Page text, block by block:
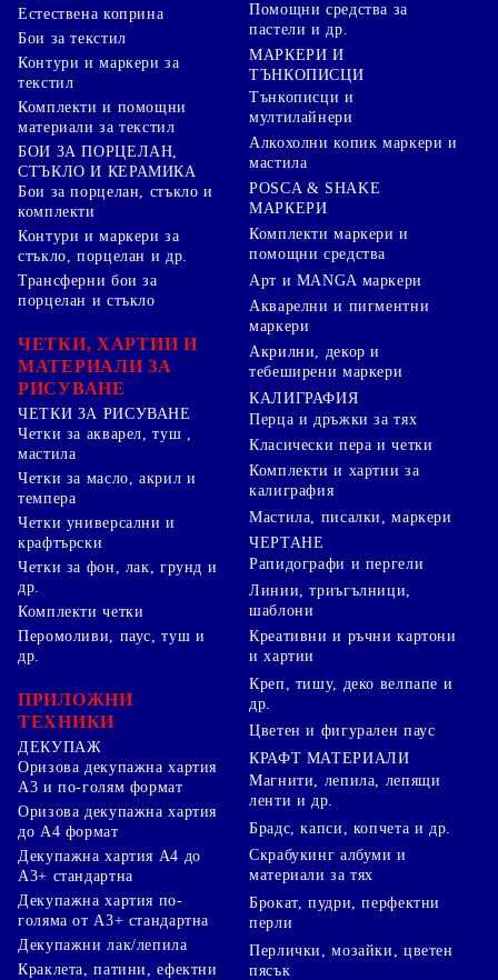
Естествена коприна
Бои за текстил
Контури и маркери за
текстил
Комплекти и помощни
материали за текстил
БОИ ЗА ПОРЦЕЛАН,
СТЪКЛО И КЕРАМИКА
Бои за порцелан, стъкло и
комплекти
Контури и маркери за
стъкло, порцелан и др.
Трансферни бои за
порцелан и стъкло
ЧЕТКИ, ХАРТИИ И
МАТЕРИАЛИ ЗА
РИСУВАНЕ
ЧЕТКИ ЗА РИСУВАНЕ
Четки за акварел, туш ,
мастила
Четки за масло, акрил и
темпера
Четки универсални и
крафтърски
Четки за фон, лак, грунд и
др.
Комплекти четки
Помощни средства за
пастели и др.
МАРКЕРИ И
ТЪНКОПИСЦИ
Тънкописци и
мултилайнери
Алкохолни копик маркери и
мастила
POSCA & SHAKE
МАРКЕРИ
Комплекти маркери и
помощни средства
Арт и MANGA маркери
Акварелни и пигментни
маркери
Акрилни, декор и
тебеширени маркери
КАЛИГРАФИЯ
Перца и дръжки за тях
Класически пера и четки
Комплекти и хартии за
калиграфия
Мастила, писалки, маркери
ЧЕРТАНЕ
Рапидографи и пергели
Линии, триъгълници,
шаблони
Перомоливи, паус, туш и
др.
ПРИЛОЖНИ
ТЕХНИКИ
ДЕКУПАЖ
Оризова декупажна хартия
А3 и по-голям формат
Оризова декупажна хартия
до А4 формат
Декупажна хартия А4 до
А3+ стандартна
Декупажна хартия по-
голяма от А3+ стандартна
Декупажни лак/лепила
Краклета, патини, ефектни
Креативни и ръчни картони
и хартии
Креп, тишу, деко велпапе и
др.
Цветен и фигурален паус
КРАФТ МАТЕРИАЛИ
Магнити, лепила, лепящи
ленти и др.
Брадс, капси, копчета и др.
Скрабукинг албуми и
материали за тях
Брокат, пудри, перфектни
перли
Перлички, мозайки, цветен
пясък